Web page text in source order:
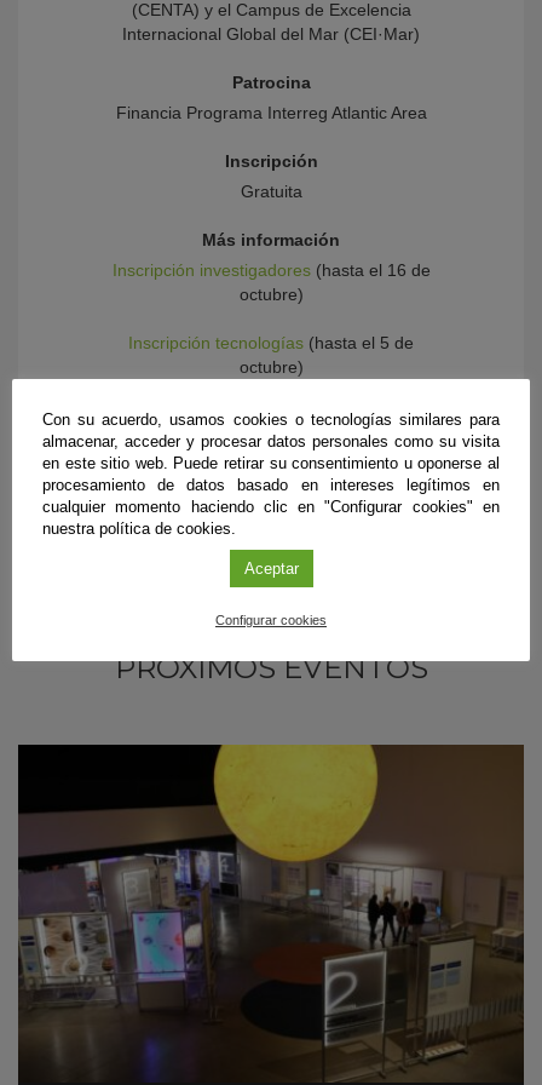
(CENTA) y el Campus de Excelencia
Internacional Global del Mar (CEI·Mar)
Patrocina
Financia Programa Interreg Atlantic Area
Inscripción
Gratuita
Más información
Inscripción investigadores (hasta el 16 de
octubre)
Inscripción tecnologías (hasta el 5 de
octubre)
PRÓXIMOS EVENTOS
Con su acuerdo, usamos cookies o tecnologías similares para
almacenar, acceder y procesar datos personales como su visita
en este sitio web. Puede retirar su consentimiento u oponerse al
procesamiento de datos basado en intereses legítimos en
cualquier momento haciendo clic en "Configurar cookies" en
nuestra política de cookies.
Aceptar
Configurar cookies